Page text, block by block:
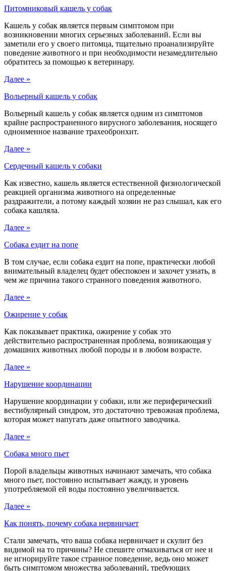
Питомниковый кашель у собак
Кашель у собак является первым симптомом при
возникновении многих серьезных заболеваний. Если вы
заметили его у своего питомца, тщательно проанализируйте
поведение животного и при необходимости незамедлительно
обратитесь за помощью к ветеринару.
Далее »
Вольерный кашель у собак
Вольерный кашель у собак является одним из симптомов
крайне распространенного вирусного заболевания, носящего
одноименное название трахеобронхит.
Далее »
Сердечный кашель у собаки
Как известно, кашель является естественной физиологической
реакцией организма животного на определенные
раздражители, а потому каждый хозяин не раз слышал, как его
собака кашляла.
Далее »
Собака ездит на попе
В том случае, если собака ездит на попе, практически любой
внимательный владелец будет обеспокоен и захочет узнать, в
чем же причина такого странного поведения животного.
Далее »
Ожирение у собак
Как показывает практика, ожирение у собак это
действительно распространенная проблема, возникающая у
домашних животных любой породы и в любом возрасте.
Далее »
Нарушение координации
Нарушение координации у собаки, или же периферический
вестибулярный синдром, это достаточно тревожная проблема,
которая может напугать даже опытного заводчика.
Далее »
Собака много пьет
Порой владельцы животных начинают замечать, что собака
много пьет, постоянно испытывает жажду, и уровень
употребляемой ей воды постоянно увеличивается.
Далее »
Как понять, почему собака нервничает
Стали замечать, что ваша собака нервничает и скулит без
видимой на то причины? Не спешите отмахиваться от нее и
не игнорируйте такое странное поведение, ведь оно может
быть симптомом множества заболеваний, требующих